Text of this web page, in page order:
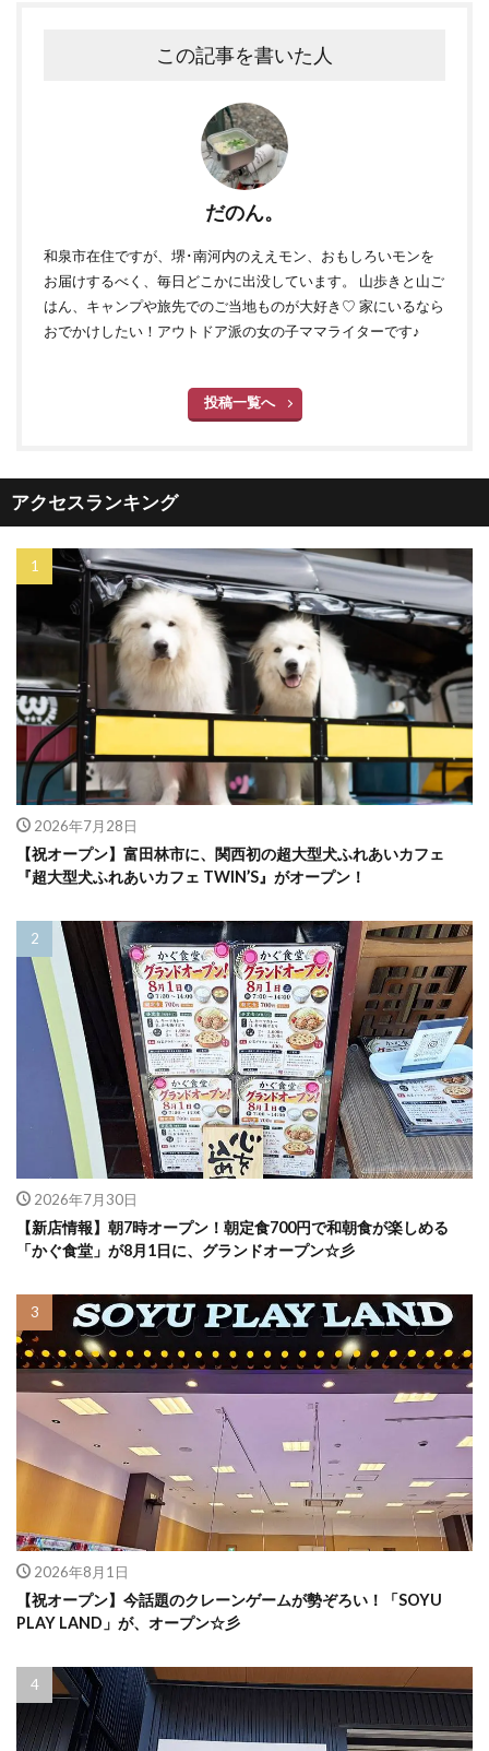
この記事を書いた人
だのん。
和泉市在住ですが、堺･南河内のええモン、おもしろいモンを
お届けするべく、毎日どこかに出没しています。 山歩きと山ご
はん、キャンプや旅先でのご当地ものが大好き♡ 家にいるなら
おでかけしたい！アウトドア派の女の子ママライターです♪
投稿一覧へ
アクセスランキング
2026年7月28日
【祝オープン】富田林市に、関西初の超大型犬ふれあいカフェ
『超大型犬ふれあいカフェ TWIN’S』がオープン！
2026年7月30日
【新店情報】朝7時オープン！朝定食700円で和朝食が楽しめる
「かぐ食堂」が8月1日に、グランドオープン☆彡
2026年8月1日
【祝オープン】今話題のクレーンゲームが勢ぞろい！「SOYU
PLAY LAND」が、オープン☆彡